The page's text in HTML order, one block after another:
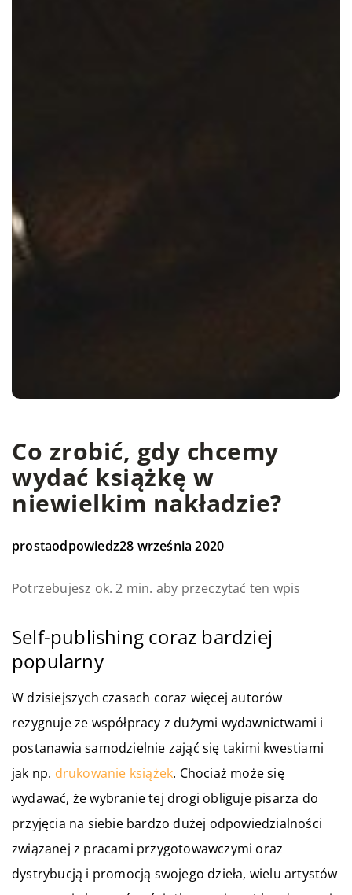
Co zrobić, gdy chcemy
wydać książkę w
niewielkim nakładzie?
prostaodpowiedz28 września 2020
Potrzebujesz ok. 2 min. aby przeczytać ten wpis
Self-publishing coraz bardziej
popularny
W dzisiejszych czasach coraz więcej autorów
rezygnuje ze współpracy z dużymi wydawnictwami i
postanawia samodzielnie zająć się takimi kwestiami
jak np. drukowanie książek. Chociaż może się
wydawać, że wybranie tej drogi obliguje pisarza do
przyjęcia na siebie bardzo dużej odpowiedzialności
związanej z pracami przygotowawczymi oraz
dystrybucją i promocją swojego dzieła, wielu artystów